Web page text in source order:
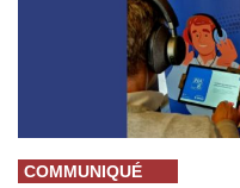
COMMUNIQUÉ